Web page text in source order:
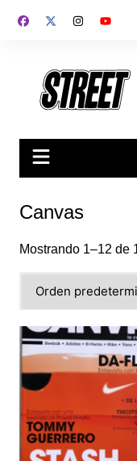
Canvas
Mostrando 1–12 de